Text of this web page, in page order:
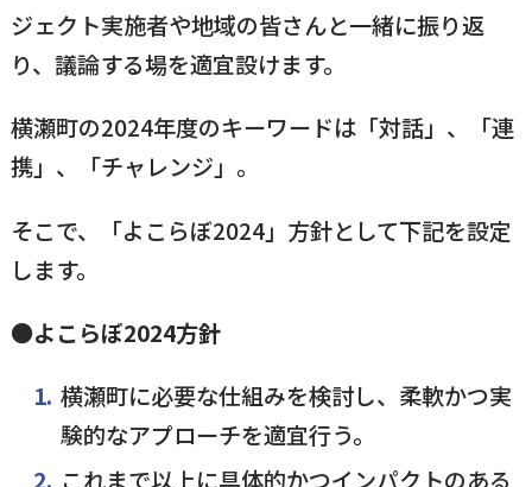
ジェクト実施者や地域の皆さんと一緒に振り返
り、議論する場を適宜設けます。
横瀬町の2024年度のキーワードは「対話」、「連
携」、「チャレンジ」。
そこで、「よこらぼ2024」方針として下記を設定
します。
●よこらぼ2024方針
横瀬町に必要な仕組みを検討し、柔軟かつ実
験的なアプローチを適宜行う。
これまで以上に具体的かつインパクトのある